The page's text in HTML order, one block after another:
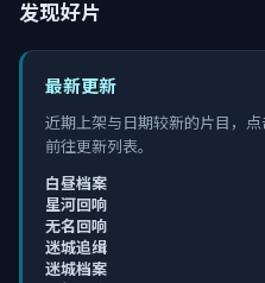
发现好片
最新更新
近期上架与日期较新的片目，
前往更新列表。
白昼档案
星河回响
无名回响
迷城追缉
迷城档案